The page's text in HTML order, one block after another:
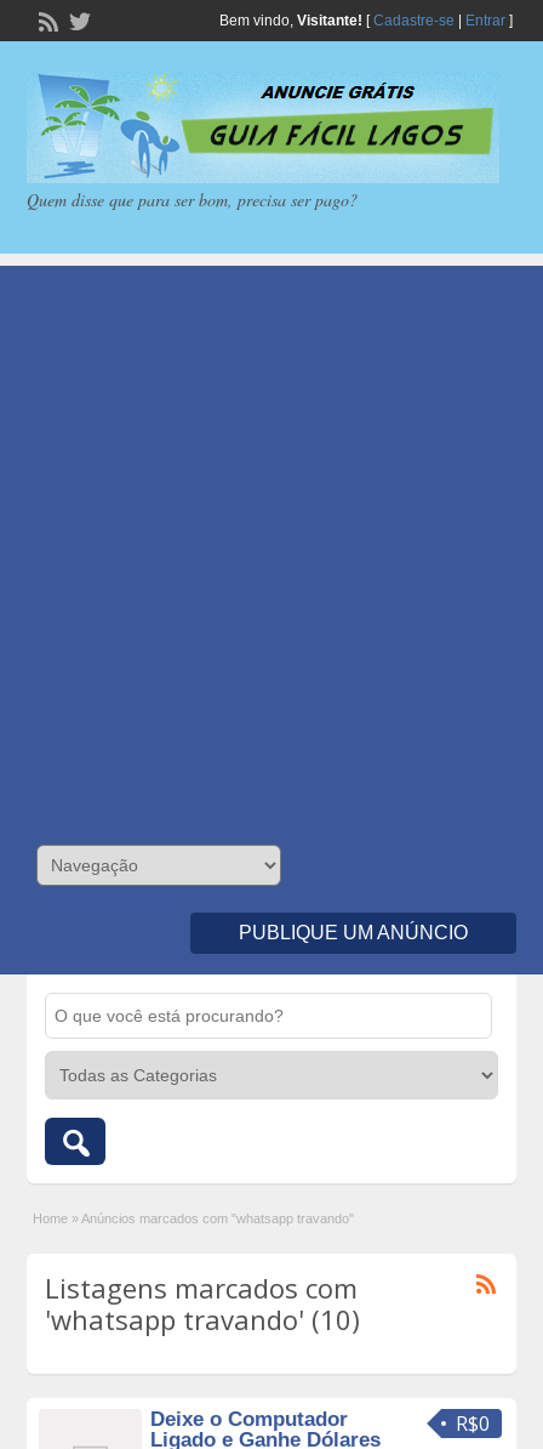
Bem vindo, Visitante! [Cadastre-se Entrar]
Quem disse que para ser bom, precisa ser pago?
PUBLIQUE UM ANÚNCIO
Home » Anúncios marcados com "whatsapp travando"
Listagens marcados com
'whatsapp travando' (10)
R$0
Deixe o Computador
Ligado e Ganhe Dólares